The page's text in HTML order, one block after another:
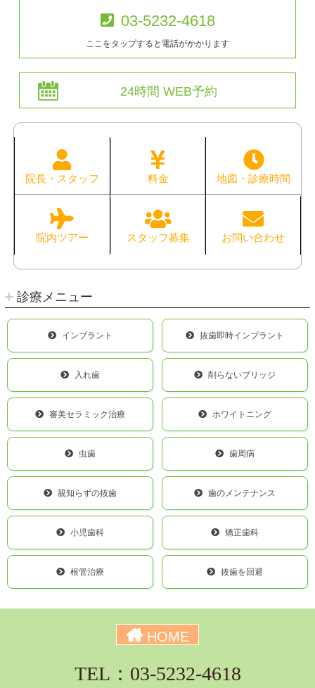
03-5232-4618
ここをタップすると電話がかかります
24時間 WEB予約
院長・スタッフ 料金 地図・診療時間
院内ツアー スタッフ募集 お問い合わせ
診療メニュー
インプラント 抜歯即時インプラント
入れ歯 削らないブリッジ
審美セラミック治療 ホワイトニング
虫歯 歯周病
親知らずの抜歯 歯のメンテナンス
小児歯科 矯正歯科
根管治療 抜歯を回避
HOME
TEL：03-5232-4618